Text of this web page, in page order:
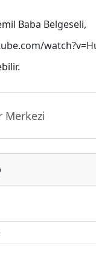
Baba Belgeseli,
Merkezi